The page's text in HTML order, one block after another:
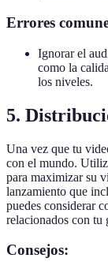
Errores
Ignorar el
como la
los niveles.
5.
Una vez que tu
con el mundo.
para maximizar su
lanzamiento que
puedes considerar
relacionados con tu
Consejos: